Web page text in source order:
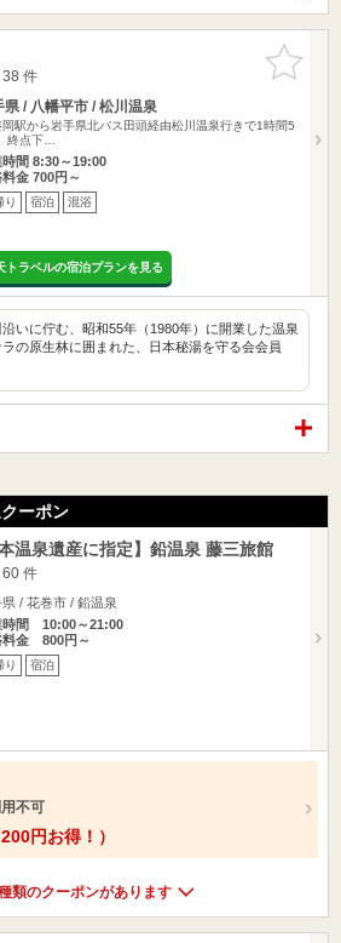
お気に入
りに追加
件
県 / 八幡平市 / 松川温泉
岡駅から岩手県北バス田頭経由松川温泉行きで1時間5
終点下…
時間 8:30～19:00
料金 700円～
り 宿泊 混浴
トラベルの宿泊プランを見る
いに佇む、昭和55年（1980年）に開業した温泉
の原生林に囲まれた、日本秘湯を守る会会員
ーポン
温泉遺産に指定】鉛温泉 藤三旅館
件
/ 花巻市 / 鉛温泉
時間 10:00～21:00
料金 800円～
り 宿泊
不可
円お得！）
類のクーポンがあります